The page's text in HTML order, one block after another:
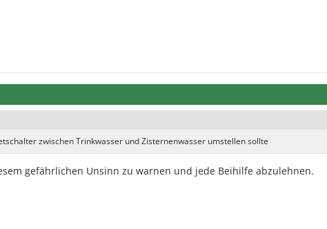
zwischen Trinkwasser und Zisternenwasser umstellen sollte
gefährlichen Unsinn zu warnen und jede Beihilfe abzulehnen.